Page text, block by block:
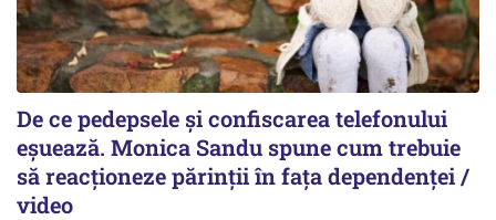
De ce pedepsele și confiscarea telefonului
eșuează. Monica Sandu spune cum trebuie
să reacționeze părinții în fața dependenței /
video